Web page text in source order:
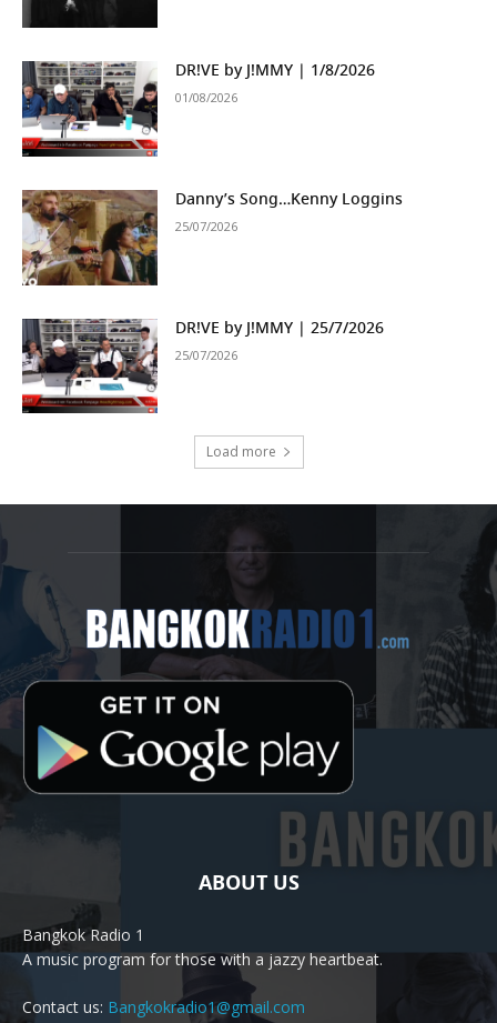
DR!VE by J!MMY | 1/8/2026
01/08/2026
Danny’s Song…Kenny Loggins
25/07/2026
DR!VE by J!MMY | 25/7/2026
25/07/2026
Load more
ABOUT US
Bangkok Radio 1
A music program for those with a jazzy heartbeat.
Contact us: Bangkokradio1@gmail.com